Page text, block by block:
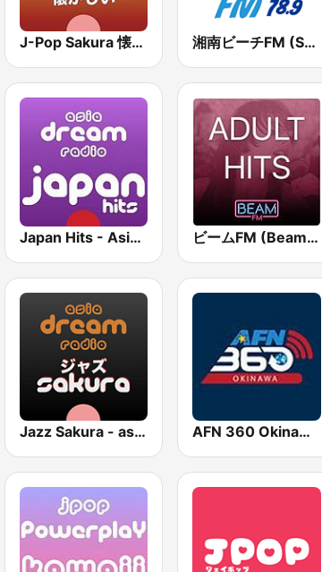
J-Pop Sakura 懐かしい 湘南ビーチFM (Shonan Beach FM)
Japan Hits - Asia DREAM Radio ビームFM (Beam FM) - Adult Hits
Jazz Sakura - asia DREAM radio AFN 360 Okinawa (Japan Only)